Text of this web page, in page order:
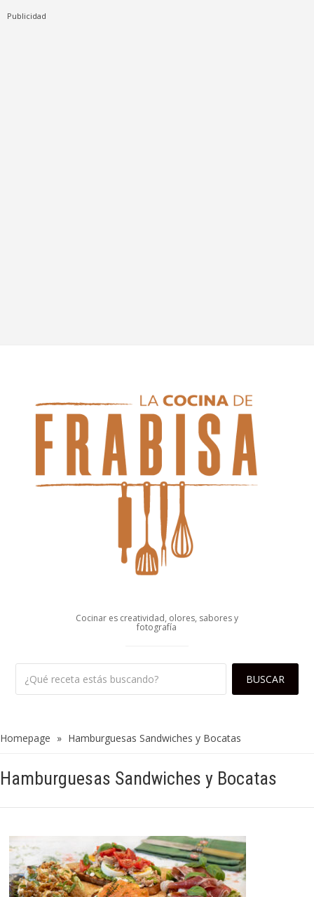
Publicidad
Cocinar es creatividad, olores, sabores y
fotografía
Homepage » Hamburguesas Sandwiches y Bocatas
Hamburguesas Sandwiches y Bocatas